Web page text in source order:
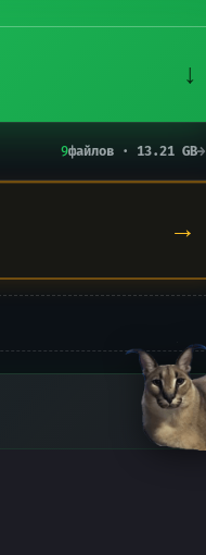
↓
9файлов · 13.21 GB→
→